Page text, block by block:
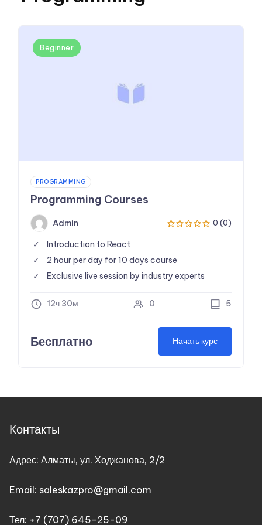
Beginner
PROGRAMMING
Programming Courses
Admin 0 (0)
Introduction to React
2 hour per day for 10 days course
Exclusive live session by industry experts
12ч 30м 0 5
Бесплатно Начать курс
Контакты
Адрес: Алматы, ул. Ходжанова, 2/2
Email: saleskazpro@gmail.com
Тел: +7 (707) 645-25-09